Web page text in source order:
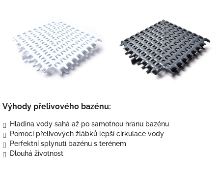
Výhody přelivového bazénu:
Hladina vody sahá až po samotnou hranu bazénu
Pomocí přelivových žlábků lepší cirkulace vody
Perfektní splynutí bazénu s terénem
Dlouhá životnost